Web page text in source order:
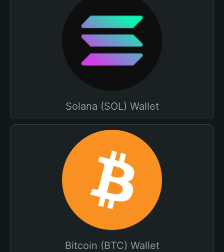
Solana (SOL) Wallet
Bitcoin (BTC) Wallet